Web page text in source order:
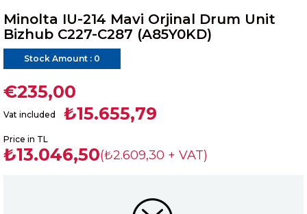
Minolta IU-214 Mavi Orjinal Drum Unit
Bizhub C227-C287 (A85Y0KD)
Stock Amount : 0
€235,00
Vat included ₺15.655,79
Price in TL
₺13.046,50(₺2.609,30 + VAT)